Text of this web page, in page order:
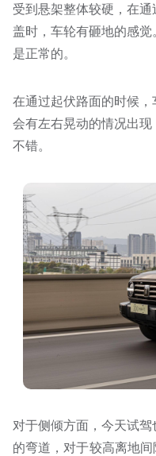
受到悬架整体较硬，在
盖时，车轮有砸地的感
是正常的。
在通过起伏路面的时候
会有左右晃动的情况出
不错。
对于侧倾方面，今天试
的弯道，对于较高离地